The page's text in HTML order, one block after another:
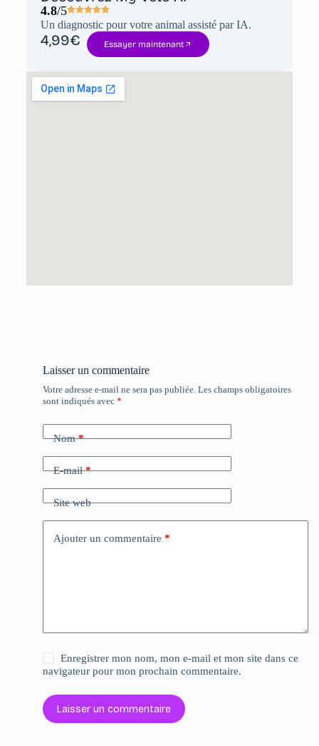
4.8/5
Un diagnostic pour votre animal assisté par IA.
4,99€ Essayer maintenant
Laisser un commentaire
Votre adresse e-mail ne sera pas publiée. Les champs obligatoires
sont indiqués avec *
Nom*
E-mail*
Site web
Ajouter un commentaire *
Enregistrer mon nom, mon e-mail et mon site dans ce
navigateur pour mon prochain commentaire.
Laisser un commentaire